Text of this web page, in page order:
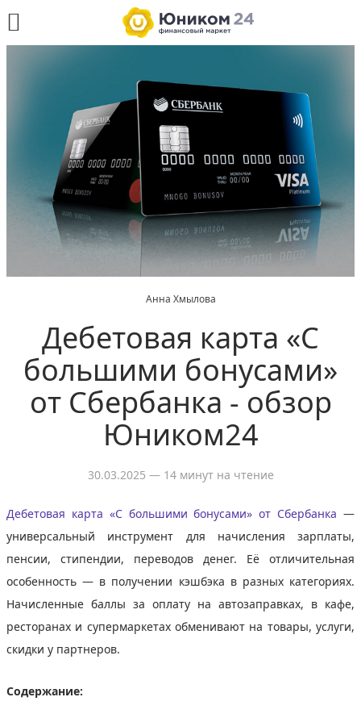
Анна Хмылова
Дебетовая карта «С
большими бонусами»
от Сбербанка - обзор
Юником24
30.03.2025 — 14 минут на чтение
Дебетовая карта «С большими бонусами» от Сбербанка —
универсальный инструмент для начисления зарплаты,
пенсии, стипендии, переводов денег. Её отличительная
особенность — в получении кэшбэка в разных категориях.
Начисленные баллы за оплату на автозаправках, в кафе,
ресторанах и супермаркетах обменивают на товары, услуги,
скидки у партнеров.
Содержание: